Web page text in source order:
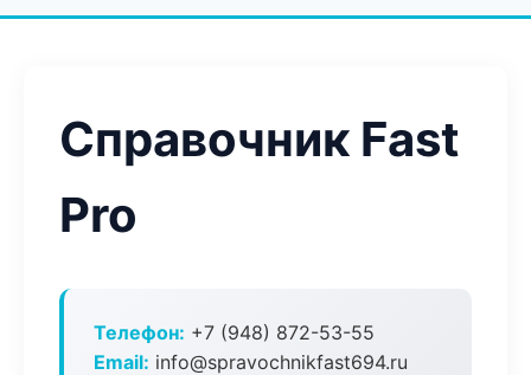
Справочник Fast
Pro
Телефон: +7 (948) 872-53-55
Email: info@spravochnikfast694.ru